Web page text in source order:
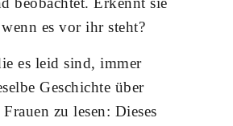
es vor ihr steht?
es leid sind, immer
Geschichte über
zu lesen: Dieses